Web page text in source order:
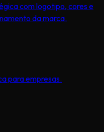
com logotipo, cores e
da marca.
para empresas.